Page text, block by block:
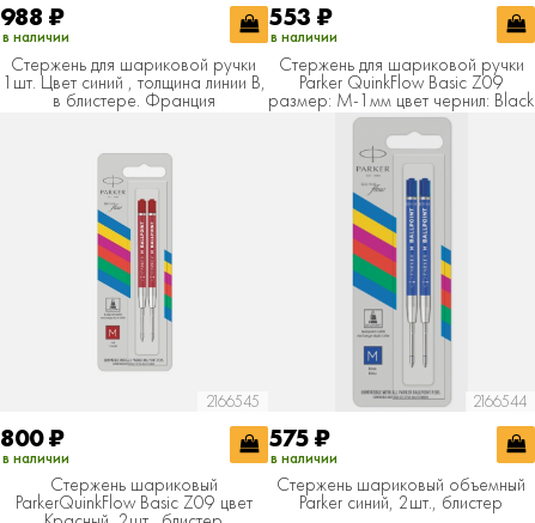
988₽
в наличии
Стержень для шариковой ручки
1шт. Цвет синий , толщина линии B,
в блистере. Франция
553 ₽
в наличии
Стержень для шариковой ручки
Parker QuinkFlow Basic Z09
размер: M-1мм цвет чернил: Black
2166545
800₽
в наличии
Стержень шариковый
ParkerQuinkFlow Basic Z09 цвет
2166544
575₽
в наличии
Стержень шариковый объемный
Parker синий, 2шт., блистер